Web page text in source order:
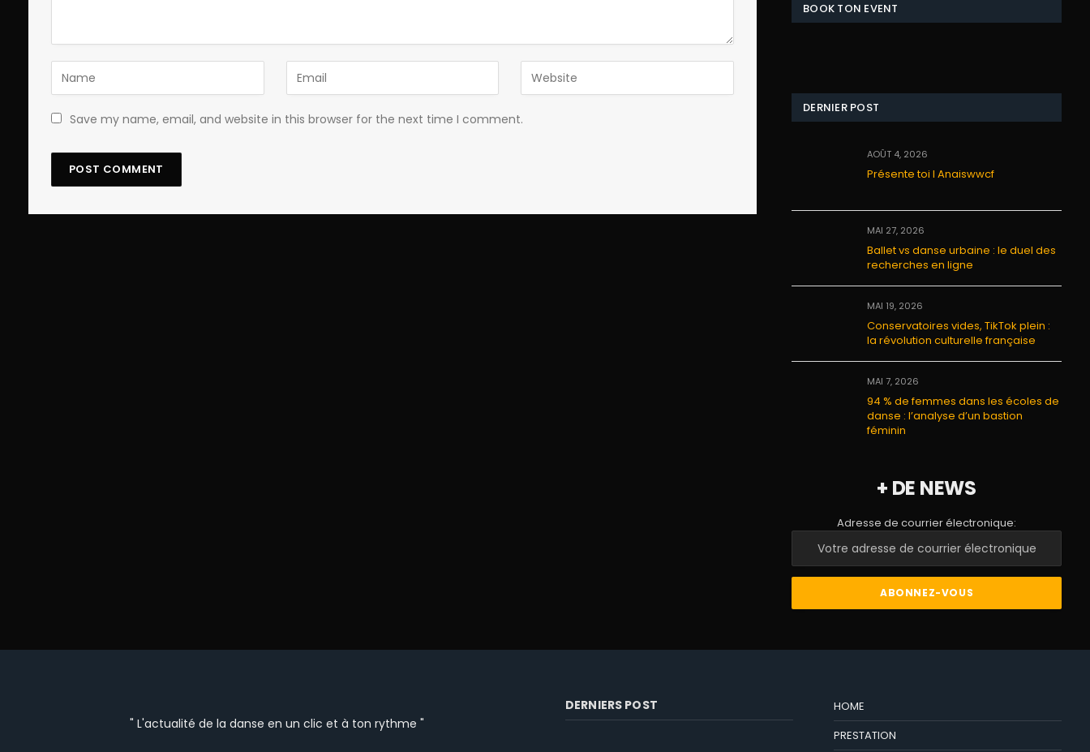
Save my name, email, and website in this browser for the next time I comment.
BOOK TON EVENT
DERNIER POST
AOÛT 4, 2026
Présente toi I Anaiswwcf
MAI 27, 2026
Ballet vs danse urbaine : le duel des
recherches en ligne
MAI 19, 2026
Conservatoires vides, TikTok plein :
la révolution culturelle française
MAI 7, 2026
94 % de femmes dans les écoles de
danse : l’analyse d’un bastion
féminin
+ DE NEWS
Adresse de courrier électronique:
" L'actualité de la danse en un clic et à ton rythme "
DERNIERS POST
HOME
PRESTATION